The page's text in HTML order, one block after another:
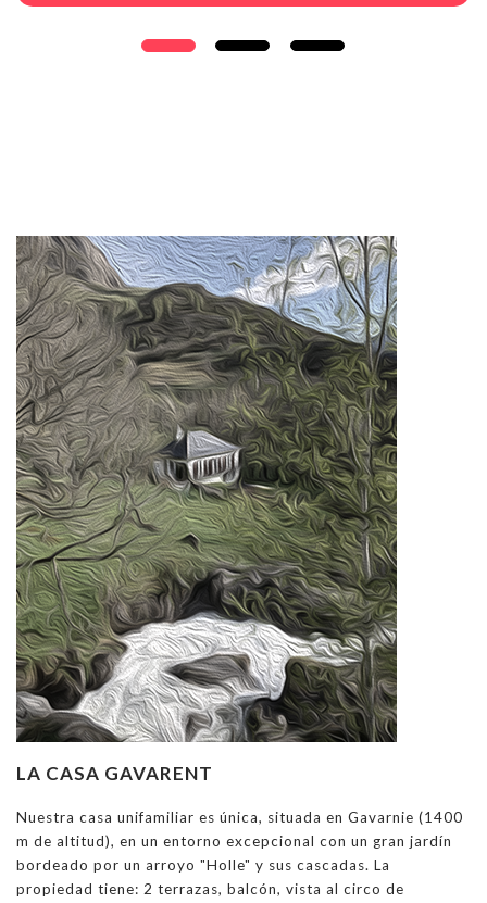
LA CASA GAVARENT
Nuestra casa unifamiliar es única, situada en Gavarnie (1400
m de altitud), en un entorno excepcional con un gran jardín
bordeado por un arroyo "Holle" y sus cascadas. La
propiedad tiene: 2 terrazas, balcón, vista al circo de